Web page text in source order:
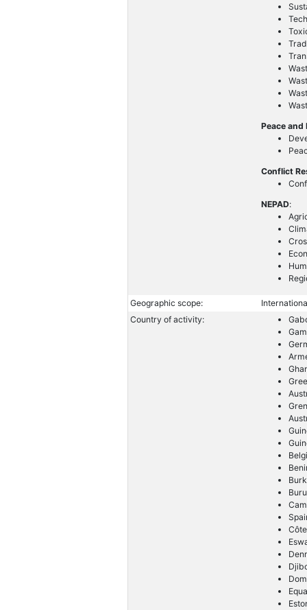
Peace
Conflict
NEPAD:
Geographic scope:
Country of activity: